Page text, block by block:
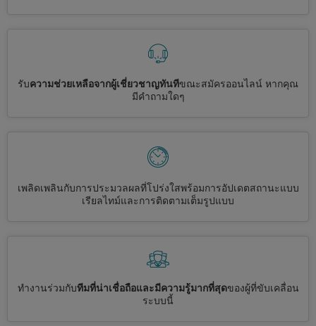
รับความช่วยเหลือจากผู้เชี่ยวชาญทันทีขณะสมัครออนไลน์ หากคุณ
มีคำถามใดๆ
เพลิดเพลินกับการประมวลผลที่โปร่งใสพร้อมการอัปเดตสถานะแบบ
เรียลไทม์และการติดตามเต็มรูปแบบ
ทำงานร่วมกับทีมที่น่าเชื่อถือและมีความรู้มากที่สุดของผู้ที่ขับเคลื่อน
ระบบนี้